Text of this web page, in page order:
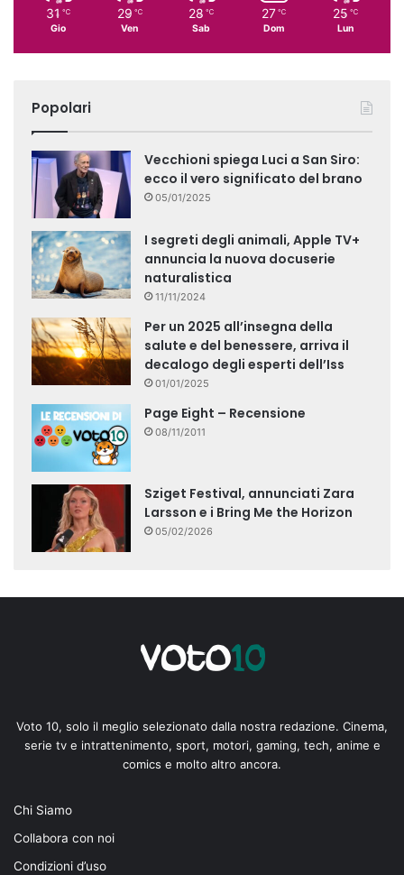
31 ℃
Gio
29 ℃
Ven
28 ℃
Sab
27 ℃
Dom
25 ℃
Lun
Popolari
Vecchioni spiega Luci a San Siro:
ecco il vero significato del brano
05/01/2025
I segreti degli animali, Apple TV+
annuncia la nuova docuserie
naturalistica
11/11/2024
Per un 2025 all’insegna della
salute e del benessere, arriva il
decalogo degli esperti dell’Iss
01/01/2025
Page Eight – Recensione
08/11/2011
Sziget Festival, annunciati Zara
Larsson e i Bring Me the Horizon
05/02/2026
Voto 10, solo il meglio selezionato dalla nostra redazione. Cinema,
serie tv e intrattenimento, sport, motori, gaming, tech, anime e
comics e molto altro ancora.
Chi Siamo
Collabora con noi
Condizioni d’uso